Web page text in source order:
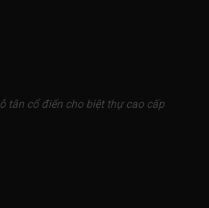
tân cổ điển cho biệt thự cao cấp